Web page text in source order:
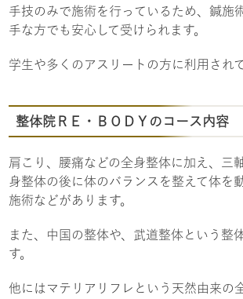
手技のみで施術を行っているため、鍼施
手な方でも安心して受けられます。
学生や多くのアスリートの方に利用され
整体院ＲＥ・ＢＯＤＹのコース内容
肩こり、腰痛などの全身整体に加え、三
身整体の後に体のバランスを整えて体を
施術などがあります。
また、中国の整体や、武道整体という整
す。
他にはマテリアリフレという天然由来の